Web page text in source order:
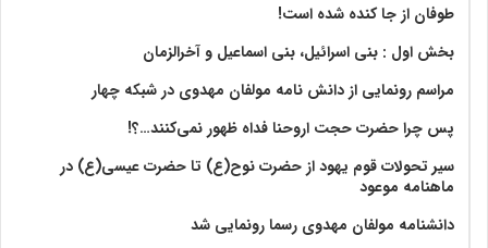
طوفان از جا کنده شده است!
بخش اول : بنی اسرائیل، بنی اسماعیل و آخرالزمان
مراسم رونمایی از دانش نامه مولفان مهدوی در شبکه چهار
پس چرا حضرت حجت اروحنا فداه ظهور نمی‌کنند…؟!
سیر تحولات قوم یهود از حضرت نوح(ع) تا حضرت عیسی(ع) در
ماهنامه موعود
دانشنامه مولفان مهدوی رسما رونمایی شد